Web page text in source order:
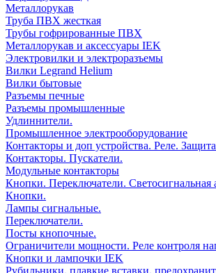
Металлорукав
Труба ПВХ жесткая
Трубы гофрированные ПВХ
Металлорукав и аксессуары IEK
Электровилки и электроразъемы
Вилки Legrand Helium
Вилки бытовые
Разъемы печные
Разъемы промышленные
Удлиннители.
Промышленное электрооборудование
Контакторы и доп устройства. Реле.
Контакторы. Пускатели.
Модульные контакторы
Кнопки. Переключатели. Светосигнальная
Кнопки.
Лампы сигнальные.
Переключатели.
Посты кнопочные.
Ограничители мощности. Реле контроля
Кнопки и лампочки IEK
Рубильники, плавкие вставки,